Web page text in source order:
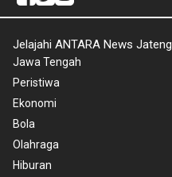
Jelajahi ANTARA News Jateng
Jawa Tengah
Peristiwa
Ekonomi
Bola
Olahraga
Hiburan